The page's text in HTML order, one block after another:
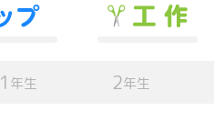
1 年生 2年生